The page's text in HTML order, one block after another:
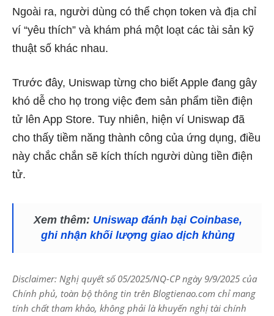
Ngoài ra, người dùng có thể chọn token và địa chỉ
ví “yêu thích” và khám phá một loạt các tài sản kỹ
thuật số khác nhau.
Trước đây, Uniswap từng cho biết Apple đang gây
khó dễ cho họ trong việc đem sản phẩm tiền điện
tử lên App Store. Tuy nhiên, hiện ví Uniswap đã
cho thấy tiềm năng thành công của ứng dụng, điều
này chắc chắn sẽ kích thích người dùng tiền điện
tử.
Xem thêm: Uniswap đánh bại Coinbase,
ghi nhận khối lượng giao dịch khủng
Disclaimer: Nghị quyết số 05/2025/NQ-CP ngày 9/9/2025 của
Chính phủ, toàn bộ thông tin trên Blogtienao.com chỉ mang
tính chất tham khảo, không phải là khuyến nghị tài chính